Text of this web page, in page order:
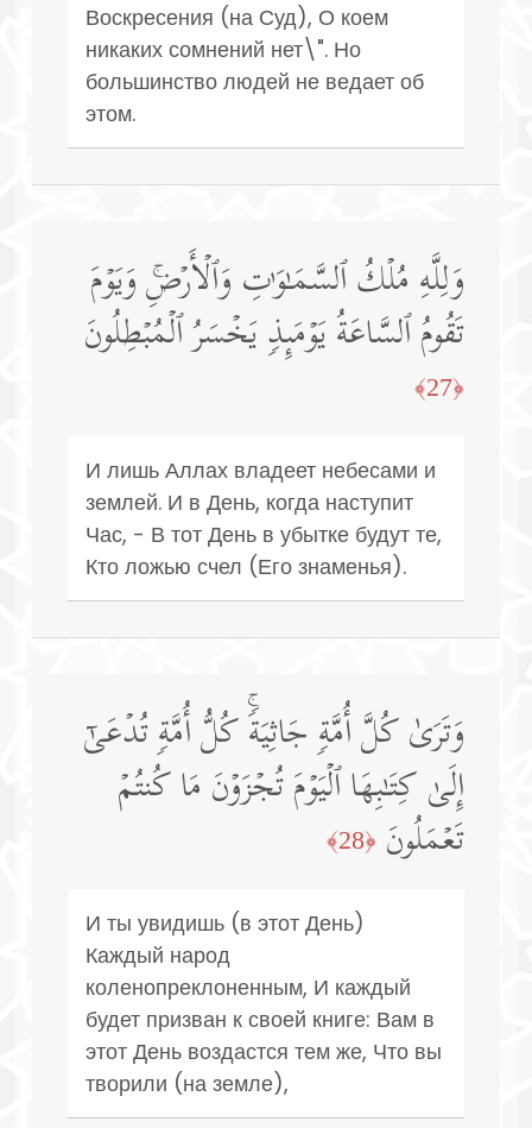
Воскресения (на Суд), О коем
никаких сомнений нет\". Но
большинство людей не ведает об
этом.
وَلِلَّهِ مُلۡكُ ٱلسَّمَـٰوَ ٰ⁠تِ وَٱلۡأَرۡضِۚ وَیَوۡمَ
تَقُومُ ٱلسَّاعَةُ یَوۡمَىِٕذࣲ یَخۡسَرُ ٱلۡمُبۡطِلُونَ
﴿27﴾
И лишь Аллах владеет небесами и
землей. И в День, когда наступит
Час, - В тот День в убытке будут те,
Кто ложью счел (Его знаменья).
وَتَرَىٰ كُلَّ أُمَّةࣲ جَاثِیَةࣰۚ كُلُّ أُمَّةࣲ تُدۡعَىٰۤ
إِلَىٰ كِتَـٰبِهَا ٱلۡیَوۡمَ تُجۡزَوۡنَ مَا كُنتُمۡ
تَعۡمَلُونَ ﴿28﴾
И ты увидишь (в этот День)
Каждый народ
коленопреклоненным, И каждый
будет призван к своей книге: Вам в
этот День воздастся тем же, Что вы
творили (на земле),